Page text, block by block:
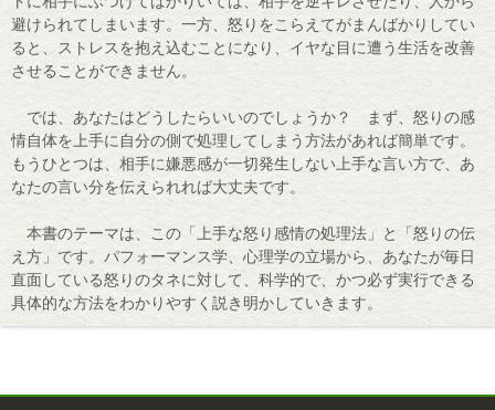
避けられてしまいます。一方、怒りをこらえてがまんばかりしてい
ると、ストレスを抱え込むことになり、イヤな目に遭う生活を改善
させることができません。
では、あなたはどうしたらいいのでしょうか？ まず、怒りの感
情自体を上手に自分の側で処理してしまう方法があれば簡単です。
もうひとつは、相手に嫌悪感が一切発生しない上手な言い方で、あ
なたの言い分を伝えられれば大丈夫です。
本書のテーマは、この「上手な怒り感情の処理法」と「怒りの伝
え方」です。パフォーマンス学、心理学の立場から、あなたが毎日
直面している怒りのタネに対して、科学的で、かつ必ず実行できる
具体的な方法をわかりやすく説き明かしていきます。